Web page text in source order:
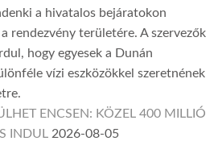
a hivatalos bejáratokon
rendezvény területére. A szervezők
hogy egyesek a Dunán
vízi eszközökkel szeretnének
ENCSEN: KÖZEL 400 MILLIÓ
INDUL 2026-08-05